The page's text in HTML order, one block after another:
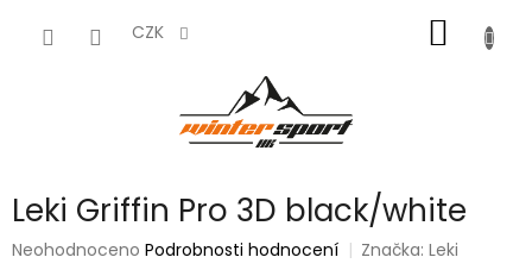
CZK
KOŠÍK
Leki Griffin Pro 3D black/white
Průměrné
Neohodnoceno Podrobnosti hodnocení Značka:Leki